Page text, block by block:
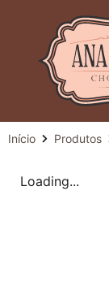
Início Produtos
Loading...